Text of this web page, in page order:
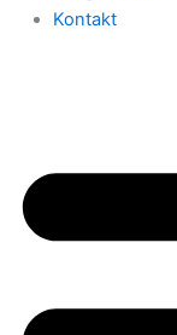
Kontakt